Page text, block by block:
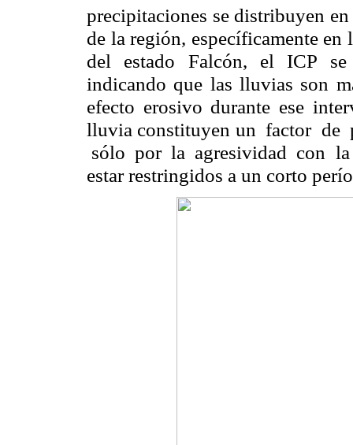
precipitaciones se distribuyen
de la región, específicamente
del estado Falcón, el ICP se
indicando que las lluvias son
efecto erosivo durante ese
lluvia constituyen un factor
sólo por la agresividad con la
estar restringidos a un corto